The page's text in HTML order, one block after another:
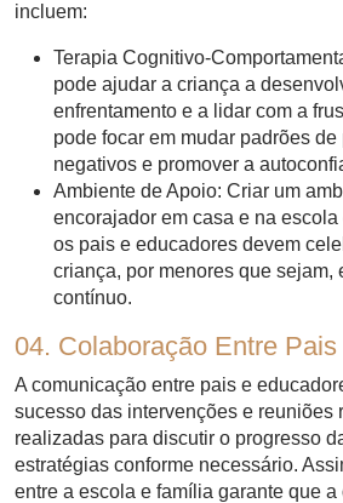
incluem:
Terapia Cognitivo-
pode ajudar a criança a
enfrentamento e a lidar com a
pode focar em mudar padrões
negativos e promover a
Ambiente de Apoio: Criar um
encorajador em casa e na
os pais e educadores devem
criança, por menores que sejam,
contínuo.
04. Colaboração Entre
A comunicação entre pais e
sucesso das intervenções e reuniões
realizadas para discutir o progresso
estratégias conforme necessário.
entre a escola e família garante que